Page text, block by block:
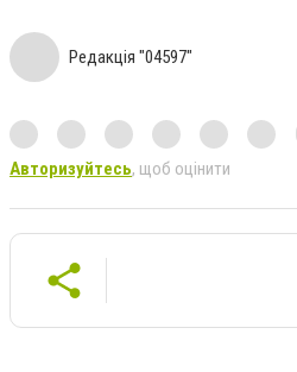
Редакція "04597"
Авторизуйтесь, щоб оцінити